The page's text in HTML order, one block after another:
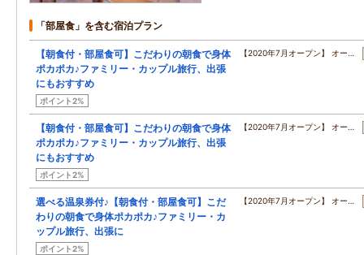
「部屋食」を含む宿泊プラン
【朝食付・部屋食可】こだわりの朝食で身体
ポカポカ♪ファミリー・カップル旅行、出張
にもおすすめ
ポイント2%
【2020年7月オープン】 オー…
【朝食付・部屋食可】こだわりの朝食で身体
ポカポカ♪ファミリー・カップル旅行、出張
にもおすすめ
ポイント2%
【2020年7月オープン】 オー…
選べる温泉券付♪【朝食付・部屋食可】こだ
わりの朝食で身体ポカポカ♪ファミリー・カ
ップル旅行、出張に
ポイント2%
【2020年7月オープン】 オー…